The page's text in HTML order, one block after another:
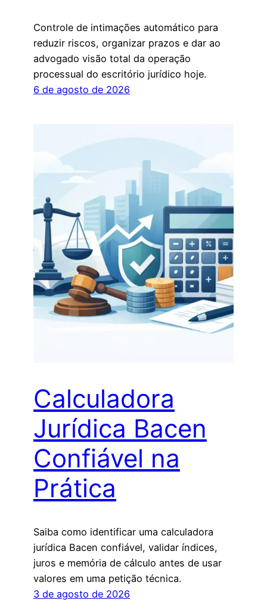
Controle de intimações automático para
reduzir riscos, organizar prazos e dar ao
advogado visão total da operação
processual do escritório jurídico hoje.
6 de agosto de 2026
Calculadora
Jurídica Bacen
Confiável na
Prática
Saiba como identificar uma calculadora
jurídica Bacen confiável, validar índices,
juros e memória de cálculo antes de usar
valores em uma petição técnica.
3 de agosto de 2026